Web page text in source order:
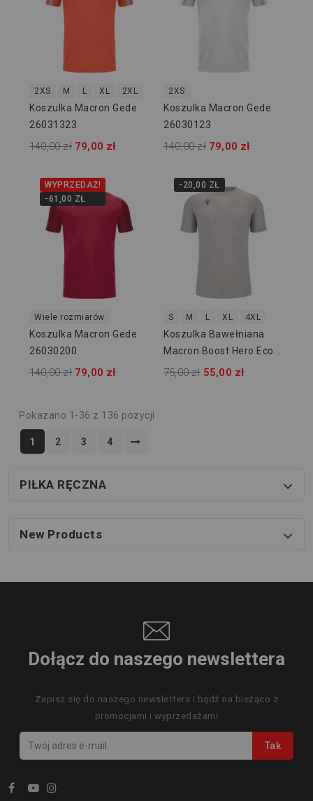
2XS M L XL 2XL
Koszulka Macron Gede
26031323
140,00 zł 79,00 zł
2XS
Koszulka Macron Gede
26030123
140,00 zł 79,00 zł
WYPRZEDAŻ!
-61,00 ZŁ
Wiele rozmiarów
Koszulka Macron Gede
26030200
140,00 zł 79,00 zł
-20,00 ZŁ
S M L XL 4XL
Koszulka Bawełniana
Macron Boost Hero Eco
91881900
75,00 zł 55,00 zł
Pokazano 1-36 z 136 pozycji
1 2 3 4
PIŁKA RĘCZNA
New Products
Dołącz do naszego newslettera
Zapisz się do naszego newslettera i bądź na bieżąco z
promocjami i wyprzedażami